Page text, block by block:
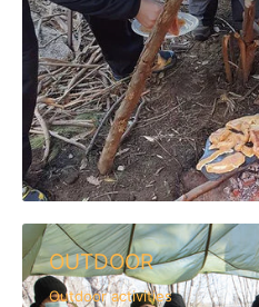
OUTDOOR
Outdoor activities